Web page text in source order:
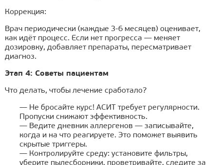
Коррекция:
Врач периодически (каждые 3-6 месяцев) оценивает,
как идёт процесс. Если нет прогресса — меняет
дозировку, добавляет препараты, пересматривает
диагноз.
Этап 4: Советы пациентам
Что делать, чтобы лечение сработало?
— Не бросайте курс! АСИТ требует регулярности.
Пропуски снижают эффективность.
— Ведите дневник аллергенов — записывайте,
когда и на что реагируете. Это поможет выявить
скрытые триггеры.
— Контролируйте среду: установите фильтры,
уберите пылесборники, проветривайте, следите за